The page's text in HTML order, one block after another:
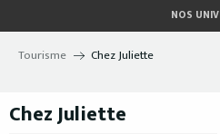
au
contenu
NOS
Tourisme Chez Juliette
Chez Juliette